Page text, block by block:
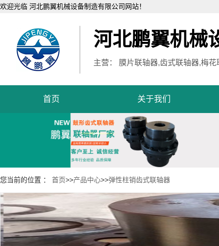
欢迎光临 河北鹏翼机械设备制造有限公司网站！
河北鹏翼机械
主营： 膜片联轴器,齿式联轴器,梅
首页 关于我们
您当前的位置 ： 首页>>产品中心>>弹性柱销齿式联轴器